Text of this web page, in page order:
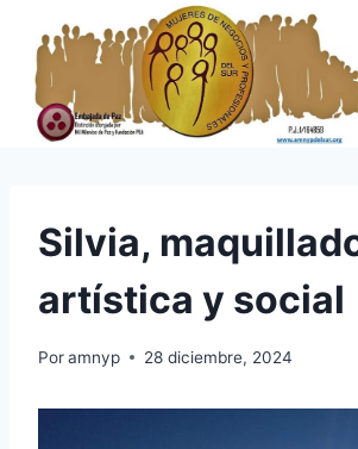
contenido
Silvia,
artística y social
Poramnyp 28 diciembre, 2024